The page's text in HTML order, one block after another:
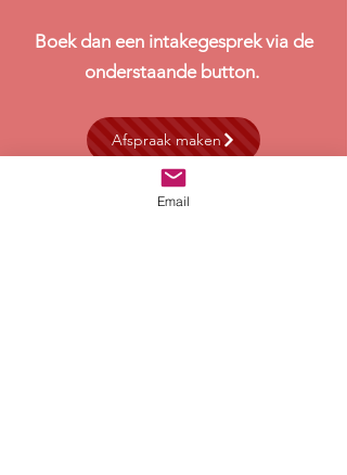
Boek dan een intakegesprekvia de
onderstaande button.
Afspraak maken
Algemene voorwaarden
Email